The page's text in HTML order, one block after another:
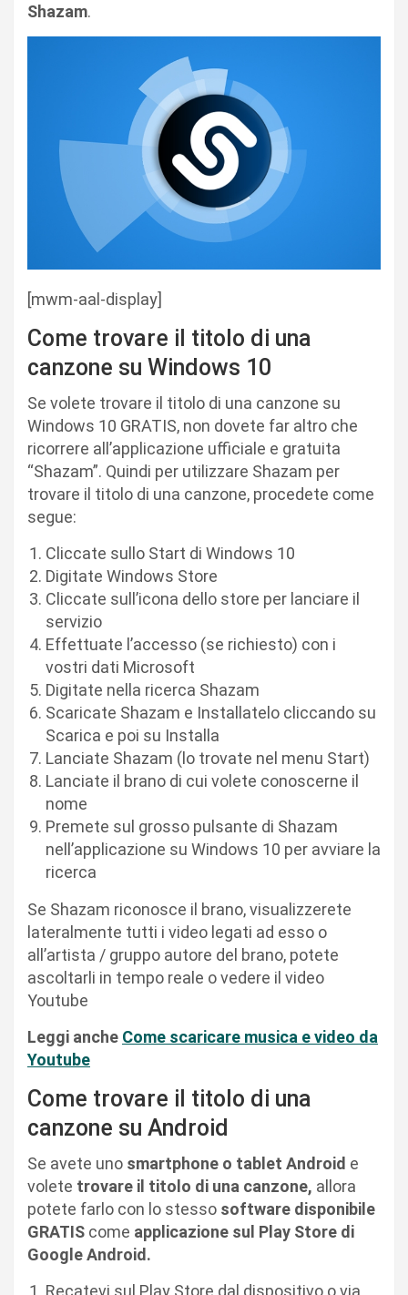
Shazam.
[mwm-aal-display]
Come trovare il titolo di una
canzone su Windows 10
Se volete trovare il titolo di una canzone su
Windows 10 GRATIS, non dovete far altro che
ricorrere all’applicazione ufficiale e gratuita
“Shazam”. Quindi per utilizzare Shazam per
trovare il titolo di una canzone, procedete come
segue:
Cliccate sullo Start di Windows 10
Digitate Windows Store
Cliccate sull’icona dello store per lanciare il
servizio
Effettuate l’accesso (se richiesto) con i
vostri dati Microsoft
Digitate nella ricerca Shazam
Scaricate Shazam e Installatelo cliccando su
Scarica e poi su Installa
Lanciate Shazam (lo trovate nel menu Start)
Lanciate il brano di cui volete conoscerne il
nome
Premete sul grosso pulsante di Shazam
nell’applicazione su Windows 10 per avviare la
ricerca
Se Shazam riconosce il brano, visualizzerete
lateralmente tutti i video legati ad esso o
all’artista / gruppo autore del brano, potete
ascoltarli in tempo reale o vedere il video
Youtube
Leggi anche Come scaricare musica e video da
Youtube
Come trovare il titolo di una
canzone su Android
Se avete uno smartphone o tablet Android e
volete trovare il titolo di una canzone, allora
potete farlo con lo stesso software disponibile
GRATIS come applicazione sul Play Store di
Google Android.